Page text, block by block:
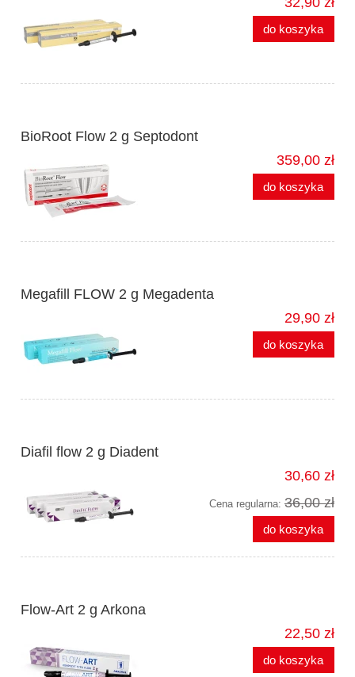
do koszyka
BioRoot Flow 2 g Septodont
359,00 zł
do koszyka
Megafill FLOW 2 g Megadenta
29,90 zł
do koszyka
Diafil flow 2 g Diadent
30,60 zł
Cena regularna: 36,00 zł
do koszyka
Flow-Art 2 g Arkona
22,50 zł
do koszyka